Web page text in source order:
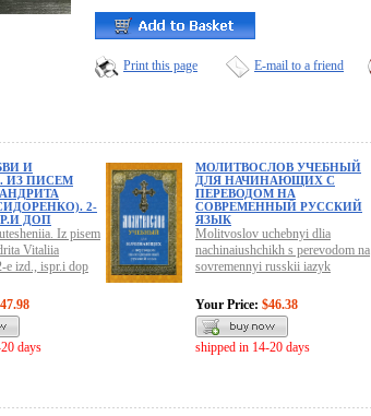
Print this page E-mail to a friend
И
ИЗ ПИСЕМ
2-
ДОП
Iz pisem
Vitaliia
e izd., ispr.i dop
days
МОЛИТВОСЛОВ УЧЕБНЫЙ
ДЛЯ НАЧИНАЮЩИХ С
ПЕРЕВОДОМ НА
СОВРЕМЕННЫЙ РУССКИЙ
ЯЗЫК
Molitvoslov uchebnyi dlia
nachinaiushchikh s perevodom na
sovremennyi russkii iazyk
Your Price: $46.38
shipped in 14-20 days